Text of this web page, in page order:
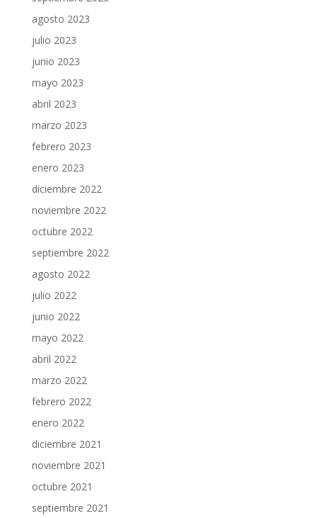
agosto 2023
julio 2023
junio 2023
mayo 2023
abril 2023
marzo 2023
febrero 2023
enero 2023
diciembre 2022
noviembre 2022
octubre 2022
septiembre 2022
agosto 2022
julio 2022
junio 2022
mayo 2022
abril 2022
marzo 2022
febrero 2022
enero 2022
diciembre 2021
noviembre 2021
octubre 2021
septiembre 2021